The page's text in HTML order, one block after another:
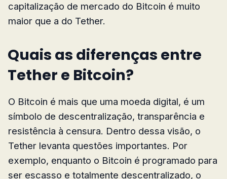
capitalização de mercado do Bitcoin é muito
maior que a do Tether.
Quais as diferenças entre
Tether e Bitcoin?
O Bitcoin é mais que uma moeda digital, é um
símbolo de descentralização, transparência e
resistência à censura. Dentro dessa visão, o
Tether levanta questões importantes. Por
exemplo, enquanto o Bitcoin é programado para
ser escasso e totalmente descentralizado, o